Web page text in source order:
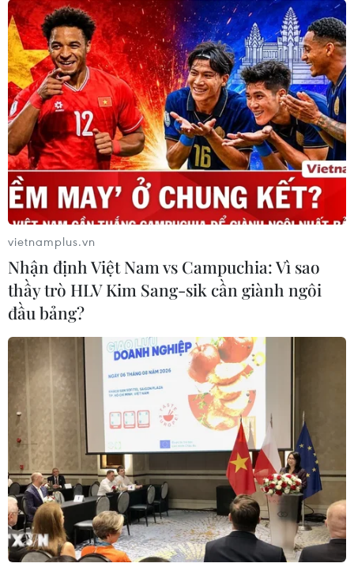
tế, lao động, sản xuất đồ da, gỗ…
Theo ông Lê Anh Tuấn, Phó Tổng Giám đốc đầu
tư, Trưởng phòng nghiên cứu Dragon Capital,
doanh nghiệp hoàn toàn có cơ sở để lạc quan,
bởi nền kinh tế Việt Nam đã cho thấy sự bền bỉ
và năng động. Việt Nam là một trong những
quốc gia duy nhất trên thế giới vào năm 2020 đã
có mức tăng trưởng dương; trong đó, tất cả các
nước khác trong khu vực, ngoại trừ Trung Quốc
đều có nền kinh tế bị tăng trưởng âm./.
(TTXVN/Vietnam+)
#COVID-19
#doanh nghiệp tại Thành phố Hồ Chí Minh
vietnamplus.vn
Nhận định Việt Nam vs Campuchia: Vì sao
thầy trò HLV Kim Sang-sik cần giành ngôi
đầu bảng?